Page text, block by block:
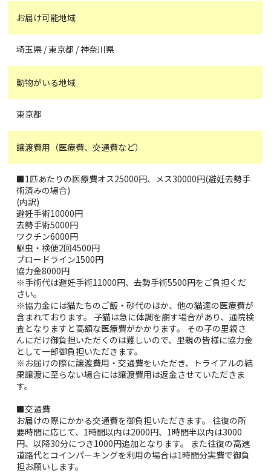
お届け可能地域
埼玉県 / 東京都 / 神奈川県
動物がいる地域
東京都
譲渡費用（医療費、交通費など）
■1匹あたりの医療費オス25000円、メス30000円(避妊去勢手
術済みの場合)
(内訳)
避妊手術10000円
去勢手術5000円
ワクチン6000円
駆虫・検便2回4500円
ブロードライン1500円
協力金8000円
※手術代は避妊手術11000円、去勢手術5500円をご負担くだ
さい。
※協力金には猫たちのご飯・砂代のほか、他の猫達の医療費が
含まれております。 子猫は急に体調を崩す場合があり、通院検
査となりますと高額な医療費がかかります。 その子の里親さ
んにだけ御負担いただくのは難しいので、里親の皆様に協力金
として一部御負担いただきます。
※お届けの際に譲渡費用・交通費をいただき、トライアルの結
果譲渡に至らない場合には譲渡費用は返金させていただきま
す。
■交通費
お届けの際にかかる交通費を御負担いただきます。 往復の所
要時間に応じて、1時間以内は2000円、1時間半以内は3000
円、以降30分につき1000円追加となります。 また往復の高速
道路代とコインパーキングを利用の場合は1時間分実費で御負
担お願いします。